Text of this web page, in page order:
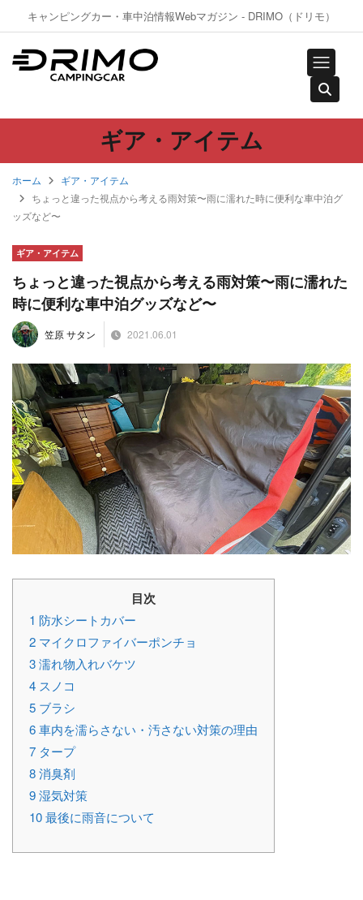
キャンピングカー・車中泊情報Webマガジン - DRIMO（ドリモ）
ギア・アイテム
ホーム
ギア・アイテム
ちょっと違った視点から考える雨対策〜雨に濡れた時に便利な車中泊グ
ッズなど〜
ギア・アイテム
ちょっと違った視点から考える雨対策〜雨に濡れた
時に便利な車中泊グッズなど〜
笠原 サタン 2021.06.01
目次
1 防水シートカバー
2 マイクロファイバーポンチョ
3濡れ物入れバケツ
4 スノコ
5 ブラシ
6車内を濡らさない・汚さない対策の理由
7 タープ
8消臭剤
9湿気対策
10最後に雨音について